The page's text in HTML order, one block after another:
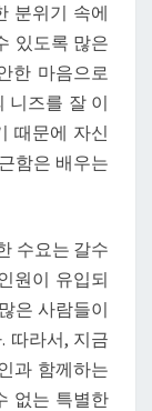
분위기 속에
있도록 많은
한 마음으로
니즈를 잘 이
때문에 자신
함은 배우는
수요는 갈수
원이 유입되
은 사람들이
따라서, 지금
과 함께하는
없는 특별한